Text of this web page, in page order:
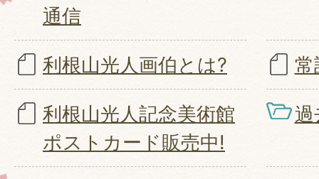
通信
利根山光人画伯とは?
利根山光人記念美術館
ポストカード販売中!